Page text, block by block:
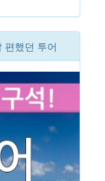
편했던 투어